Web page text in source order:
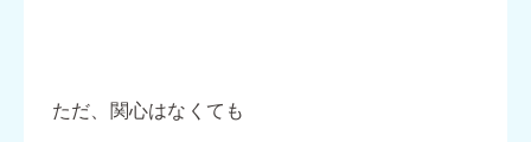
ただ、関心はなくても